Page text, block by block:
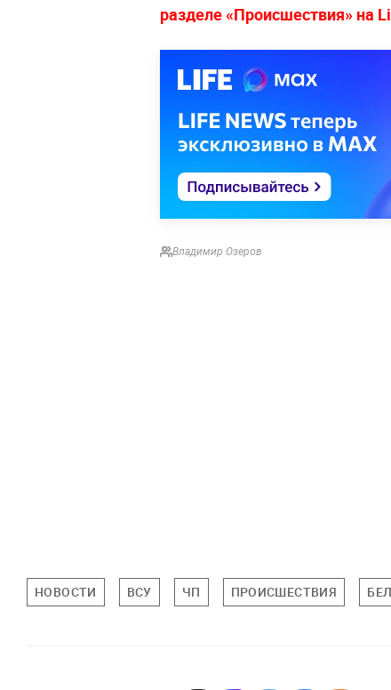
разделе «Происшествия» на
Владимир Озеров
НОВОСТИ ВСУ ЧП ПРОИСШЕСТВИЯ